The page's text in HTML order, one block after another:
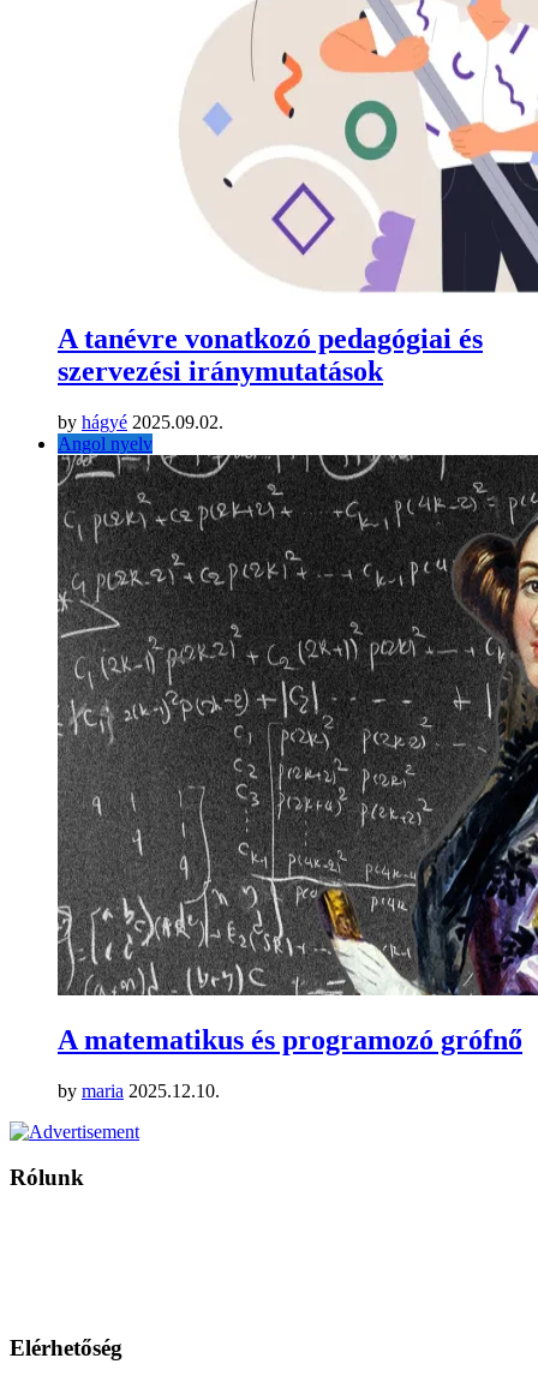
A tanévre vonatkozó pedagógiai és
szervezési iránymutatások
by hágyé 2025.09.02.
Angol nyelv
A matematikus és programozó grófnő
by maria 2025.12.10.
Rólunk
Elérhetőség